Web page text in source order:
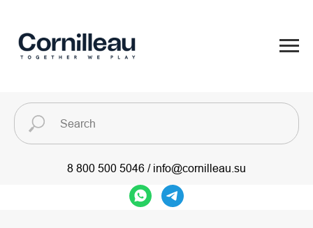
8 800 500 5046 / info@cornilleau.su